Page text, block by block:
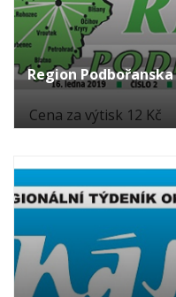
Region Podbořanska
Cena za výtisk 12 Kč